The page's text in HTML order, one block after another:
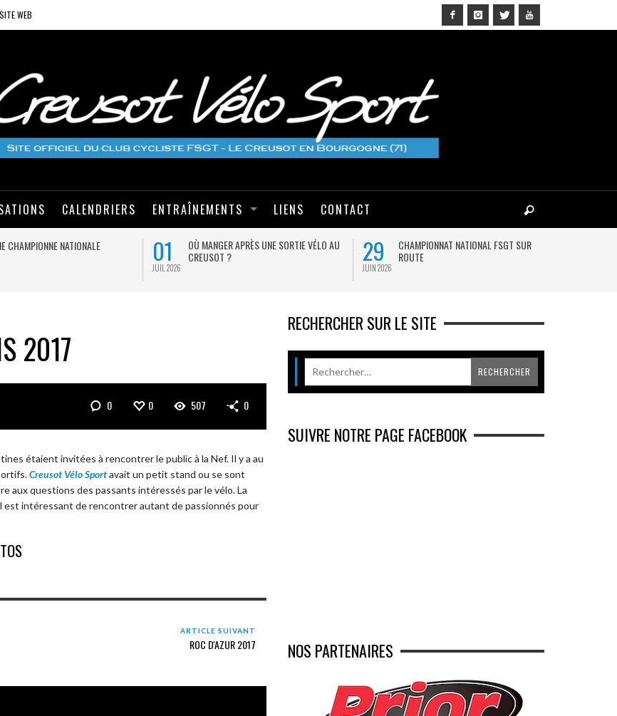
WEB
CALENDRIERS ENTRAÎNEMENTS LIENS CONTACT
CHAMPIONNE NATIONALE 01
JUIL 2026
OÙ MANGER APRÈS UNE SORTIE VÉLO AU
CREUSOT ?
29
JUIN 2026
CHAMPIONNAT NATIONAL FSGT SUR
ROUTE
2017
0 0 507 0
étaient invitées à rencontrer le public à la Nef. Il y a au
Creusot Vélo Sportavait un petit stand ou se sont
aux questions des passants intéressés par le vélo. La
est intéressant de rencontrer autant de passionnés pour
ARTICLE SUIVANT
ROC D'AZUR 2017
RECHERCHER SUR LE SITE
SUIVRE NOTRE PAGE FACEBOOK
NOS PARTENAIRES